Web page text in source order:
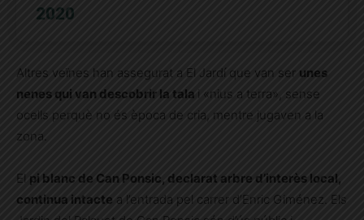
2020
Altres veïnes han assegurat a El Jardí que van ser unes
nenes qui van descobrir la tala i «nius a terra», sense
ocells perquè no és època de cria, mentre jugaven a la
zona.
El pi blanc de Can Ponsic, declarat arbre d’interès local,
continua intacte a l’entrada pel carrer d’Enric Giménez. Els